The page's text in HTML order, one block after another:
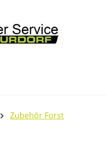
Zubehör Forst